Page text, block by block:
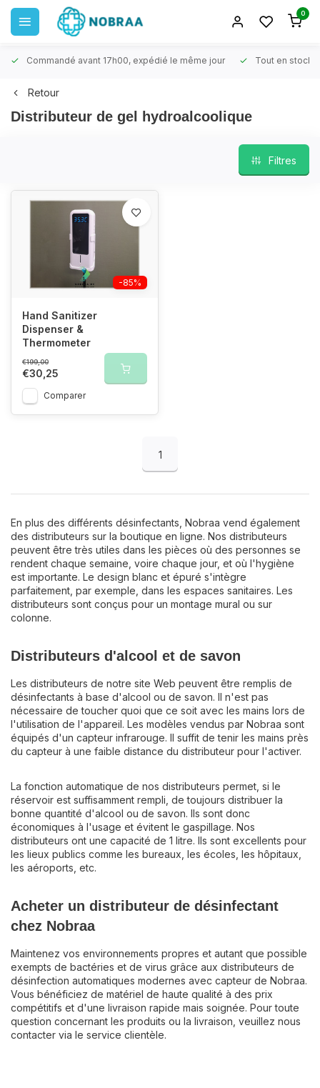
0
Commandé avant 17h00, expédié le même jour Tout en stock
Retour
Distributeur de gel hydroalcoolique
Filtres
-85%
Hand Sanitizer
Dispenser &
Thermometer
€199,00
€30,25
Comparer
1
En plus des différents désinfectants, Nobraa vend également
des distributeurs sur la boutique en ligne. Nos distributeurs
peuvent être très utiles dans les pièces où des personnes se
rendent chaque semaine, voire chaque jour, et où l'hygiène
est importante. Le design blanc et épuré s'intègre
parfaitement, par exemple, dans les espaces sanitaires. Les
distributeurs sont conçus pour un montage mural ou sur
colonne.
Distributeurs d'alcool et de savon
Les distributeurs de notre site Web peuvent être remplis de
désinfectants à base d'alcool ou de savon. Il n'est pas
nécessaire de toucher quoi que ce soit avec les mains lors de
l'utilisation de l'appareil. Les modèles vendus par Nobraa sont
équipés d'un capteur infrarouge. Il suffit de tenir les mains près
du capteur à une faible distance du distributeur pour l'activer.
La fonction automatique de nos distributeurs permet, si le
réservoir est suffisamment rempli, de toujours distribuer la
bonne quantité d'alcool ou de savon. Ils sont donc
économiques à l'usage et évitent le gaspillage. Nos
distributeurs ont une capacité de 1 litre. Ils sont excellents pour
les lieux publics comme les bureaux, les écoles, les hôpitaux,
les aéroports, etc.
Acheter un distributeur de désinfectant
chez Nobraa
Maintenez vos environnements propres et autant que possible
exempts de bactéries et de virus grâce aux distributeurs de
désinfection automatiques modernes avec capteur de Nobraa.
Vous bénéficiez de matériel de haute qualité à des prix
compétitifs et d'une livraison rapide mais soignée. Pour toute
question concernant les produits ou la livraison, veuillez nous
contacter via le service clientèle.